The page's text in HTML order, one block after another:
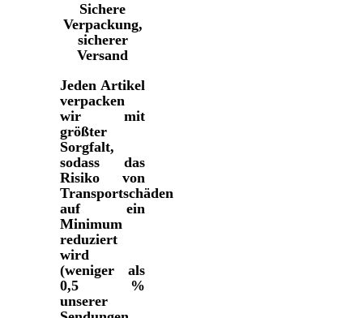
Sichere
Verpackung,
sicherer
Versand
Jeden Artikel
verpacken
wir mit
größter
Sorgfalt,
sodass das
Risiko von
Transportschäden
auf ein
Minimum
reduziert
wird
(weniger als
0,5 %
unserer